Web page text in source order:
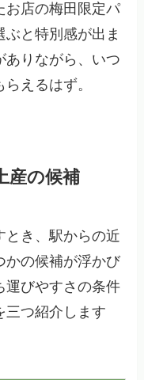
お店の梅田限定パ
ぶと特別感が出ま
ありながら、いつ
えるはず。
産の候補
とき、駅からの近
かの候補が浮かび
運びやすさの条件
三つ紹介します